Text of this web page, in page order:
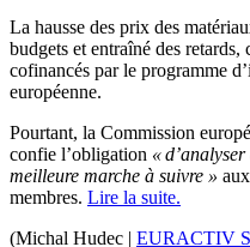
La hausse des prix des
budgets et entraîné des
cofinancés par le programme
européenne.
Pourtant, la Commission
confie l’obligation «
meilleure marche à suivre »
membres. Lire la suite.
(Michal Hudec | EURACTIV